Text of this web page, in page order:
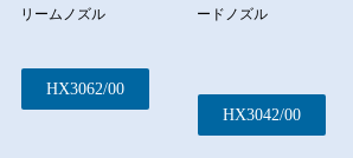
リームノズル
HX3062/00
ードノズル
HX3042/00